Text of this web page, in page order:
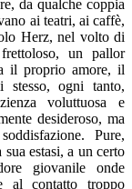
da qualche coppia
ai teatri, ai caffè,
Herz, nel volto di
un pallor
il proprio amore, il
stesso, ogni tanto,
voluttuosa e
desideroso, ma
Pure,
estasi, a un certo
giovanile onde
al contatto troppo